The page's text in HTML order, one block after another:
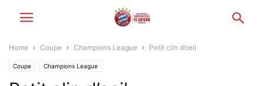
Home Coupe Champions League Petit clin d’oeil
Coupe Champions League